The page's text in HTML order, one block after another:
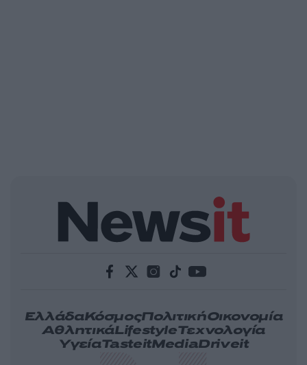
ΕλλάδαΚόσμοςΠολιτικήΟικονομία
ΑθλητικάLifestyleΤεχνολογία
ΥγείαTasteitMediaDriveit